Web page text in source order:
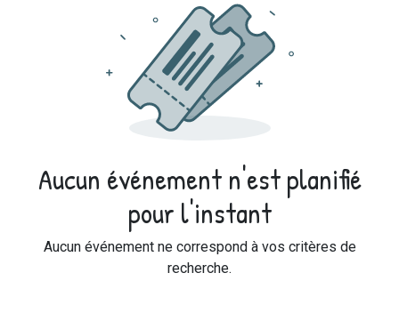
Aucun événement n'est planifié
pour l'instant
Aucun événement ne correspond à vos critères de
recherche.